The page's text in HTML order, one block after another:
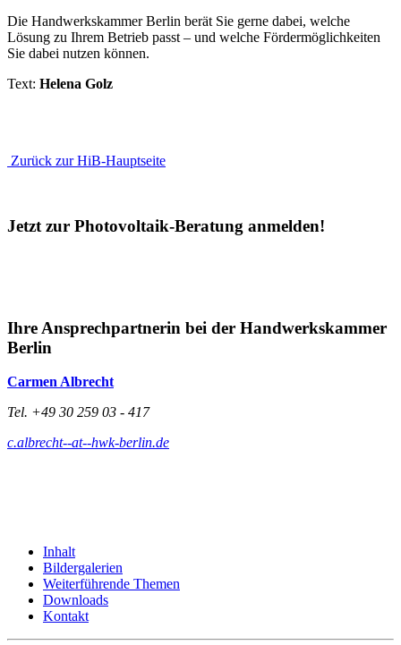
Die Handwerkskammer Berlin berät Sie gerne dabei, welche
Lösung zu Ihrem Betrieb passt – und welche Fördermöglichkeiten
Sie dabei nutzen können.
Text: Helena Golz
Zurück zur HiB-Hauptseite
Jetzt zur Photovoltaik-Beratung anmelden!
Ihre Ansprechpartnerin bei der Handwerkskammer
Berlin
Carmen Albrecht
Tel. +49 30 259 03 - 417
c.albrecht--at--hwk-berlin.de
Inhalt
Bildergalerien
Weiterführende Themen
Downloads
Kontakt